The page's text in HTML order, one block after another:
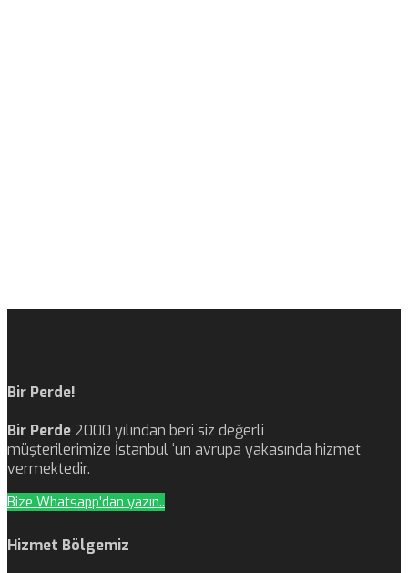
Bir Perde!
Bir Perde 2000 yılından beri siz değerli
müşterilerimize İstanbul ‘un avrupa yakasında hizmet
vermektedir.
Bize Whatsapp'dan yazın..
Hizmet Bölgemiz